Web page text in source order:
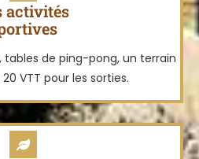
activités
de ping-pong, un terrain
VTT pour les sorties.